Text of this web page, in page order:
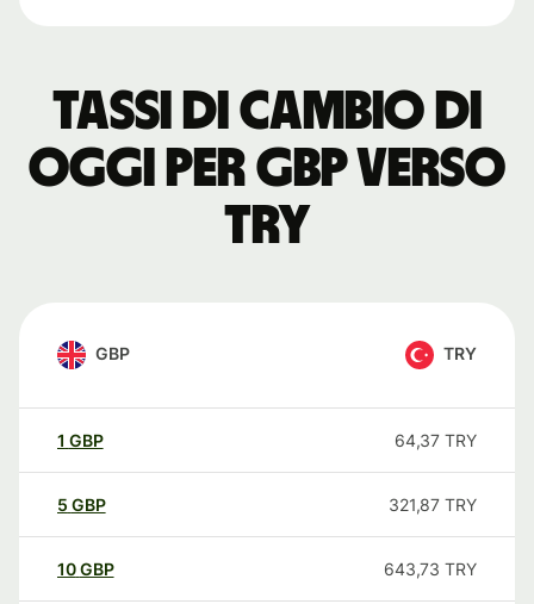
Tassi di cambio di
oggi per GBP verso
TRY
GBP TRY
1 GBP 64,37 TRY
5 GBP 321,87 TRY
10GBP 643,73 TRY